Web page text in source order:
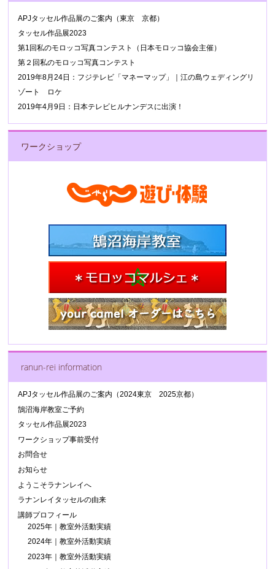
APJタッセル作品展のご案内（東京 京都）
タッセル作品展2023
第1回私のモロッコ写真コンテスト（日本モロッコ協会主催）
第２回私のモロッコ写真コンテスト
2019年8月24日：フジテレビ「マネーマップ」｜江の島ウェディングリ
ゾート ロケ
2019年4月9日：日本テレビヒルナンデスに出演！
ワークショップ
ranun-rei information
APJタッセル作品展のご案内（2024東京 2025京都）
鵠沼海岸教室ご予約
タッセル作品展2023
ワークショップ事前受付
お問合せ
お知らせ
ようこそラナンレイへ
ラナンレイタッセルの由来
講師プロフィール
2025年｜教室外活動実績
2024年｜教室外活動実績
2023年｜教室外活動実績